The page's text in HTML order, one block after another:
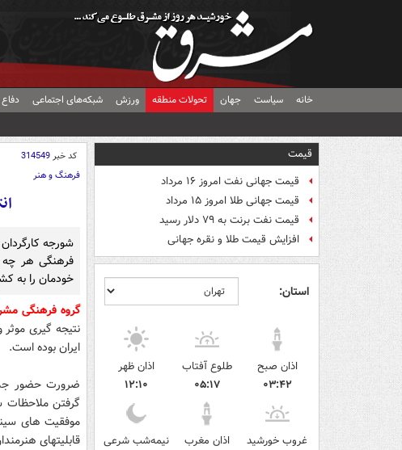
خانه سیاست جهان تحولات منطقه ورزش شبکه‌های اجتماعی
قیمت
قیمت جهانی نفت امروز ۱۶ مرداد
قیمت جهانی طلا امروز ۱۵ مرداد
قیمت نفت برنت به ۷۹ دلار رسید
افزایش قیمت طلا و نقره جهانی
استان:
اذان صبح
۰۳:۴۲
طلوع آفتاب
۰۵:۱۷
اذان ظهر
۱۲:۱۰
غروب خورشید
اذان مغرب
نیمه‌شب شرعی
کد خبر314549
فرهنگ و هنر
شورجه
فرهنگی هر چه
خودمان را به
گروه فرهنگی
نتیجه گیری
ایران بوده است.
ضرورت حضور
گرفتن ملاحظات
موفقیت های
قابلیتهای